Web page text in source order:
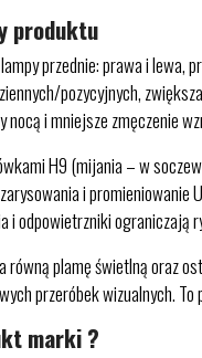
produktu
przednie: prawa i
pozycyjnych,
nocą i mniejsze zmęczenie
H9 (mijania – w
i
odpowietrzniki ograniczają
równą plamę świetlną oraz
przeróbek wizualnych.
marki ?